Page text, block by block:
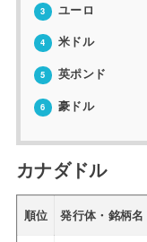
3 ユーロ
4 米ドル
5 英ポンド
6 豪ドル
カナダドル
順位 発行体・銘柄名